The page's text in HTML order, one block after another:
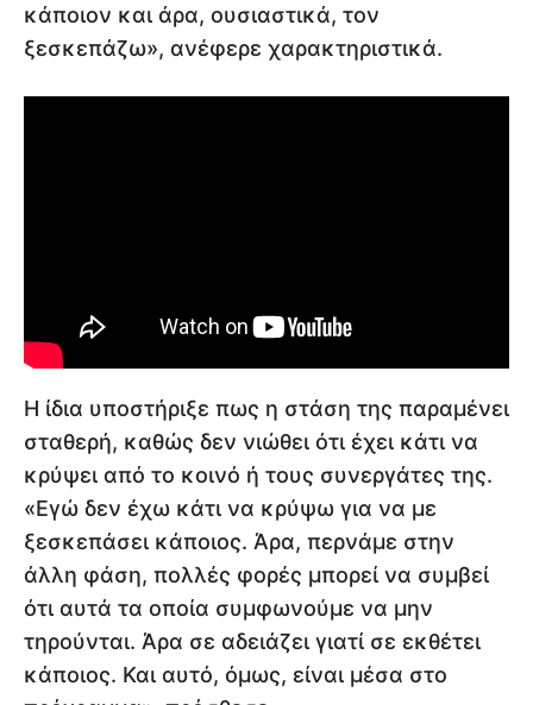
κάποιον και άρα, ουσιαστικά, τον
ξεσκεπάζω», ανέφερε χαρακτηριστικά.
Η ίδια υποστήριξε πως η στάση της παραμένει
σταθερή, καθώς δεν νιώθει ότι έχει κάτι να
κρύψει από το κοινό ή τους συνεργάτες της.
«Εγώ δεν έχω κάτι να κρύψω για να με
ξεσκεπάσει κάποιος. Άρα, περνάμε στην
άλλη φάση, πολλές φορές μπορεί να συμβεί
ότι αυτά τα οποία συμφωνούμε να μην
τηρούνται. Άρα σε αδειάζει γιατί σε εκθέτει
κάποιος. Και αυτό, όμως, είναι μέσα στο